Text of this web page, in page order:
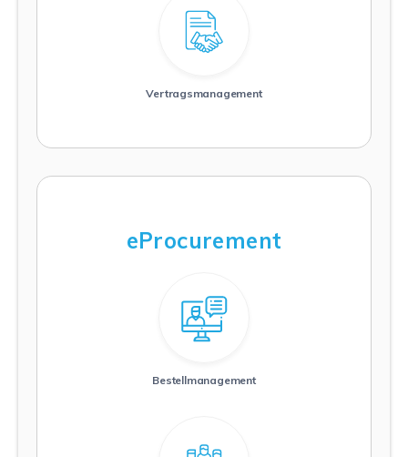
Vertragsmanagement
Weiterlesen
eProcurement
Bestellmanagement
Weiterlesen